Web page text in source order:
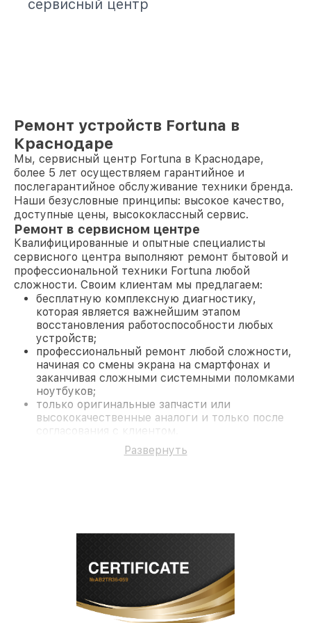
сервисный центр
Ремонт устройств Fortuna в
Краснодаре
Мы, сервисный центр Fortuna в Краснодаре,
более 5 лет осуществляем гарантийное и
послегарантийное обслуживание техники бренда.
Наши безусловные принципы: высокое качество,
доступные цены, высококлассный сервис.
Ремонт в сервисном центре
Квалифицированные и опытные специалисты
сервисного центра выполняют ремонт бытовой и
профессиональной техники Fortuna любой
сложности. Своим клиентам мы предлагаем:
бесплатную комплексную диагностику,
которая является важнейшим этапом
восстановления работоспособности любых
устройств;
профессиональный ремонт любой сложности,
начиная со смены экрана на смартфонах и
заканчивая сложными системными поломками
ноутбуков;
только оригинальные запчасти или
высококачественные аналоги и только после
согласования с клиентом.
На все работы и замененные комплектующие
предоставляется длительная гарантия. В случае
современное оборудование и
лицензированное ПО в ремонтно-
диагностических мастерских;
собственный склад комплектующих, что
Развернуть